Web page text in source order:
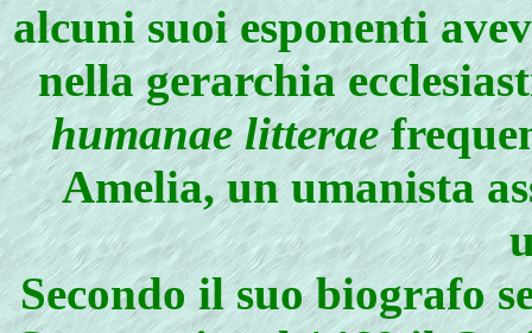
alcuni suoi esponenti
nella gerarchia
humanae litterae
Amelia, un umanista
Secondo il suo biografo